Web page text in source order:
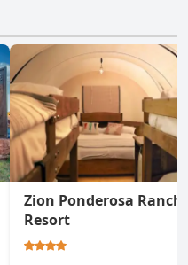
Zion Ponderosa Ranch
Resort